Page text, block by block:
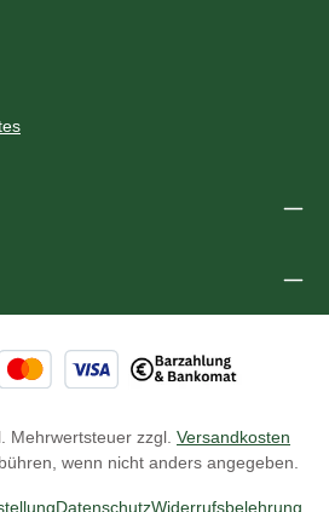
Mehrwertsteuer zzgl. Versandkosten
wenn nicht anders angegeben.
DatenschutzWiderrufsbelehrung